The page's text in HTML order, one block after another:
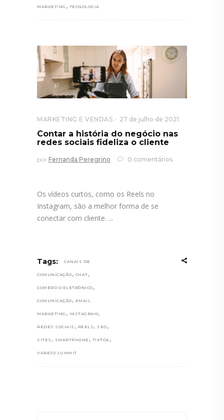
MARKETING , TECNOLOGIA
MARKETING E VENDAS 27 de julho de 2021
Contar a história do negócio nas
redes sociais fideliza o cliente
por Fernanda Peregrino 0 comentários
Os vídeos curtos, como os Reels no
Instagram, são a melhor forma de se
conectar com cliente.
Tags: CANAIS DE
COMUNICAÇÃO , CHAT ,
COMÉRCIO ELETRÔNICO ,
COMUNICAÇÃO , EMAIL
MARKETING , INSTAGRAM ,
REDES SOCIAIS , REELS , SEO ,
SITES , SMARTPHONE , TIKTOK ,
VAREJO SUMMIT